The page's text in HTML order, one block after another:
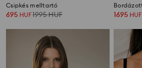
Csipkés melltartó
695 HUF1995HUF 1695 HUF